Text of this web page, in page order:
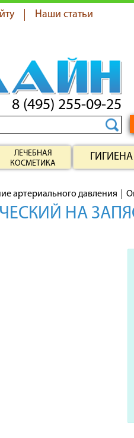
Наши статьи
8 (495) 255-09-25
ЛЕЧЕБНАЯ
КОСМЕТИКА
ГИГИЕНА
артериального давления
НА